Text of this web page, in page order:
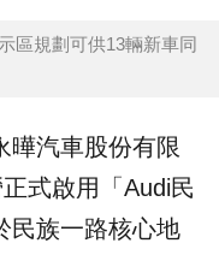
區規劃可供13輛新車同
曄汽車股份有限
式啟用「 Audi民
民族一路核心地